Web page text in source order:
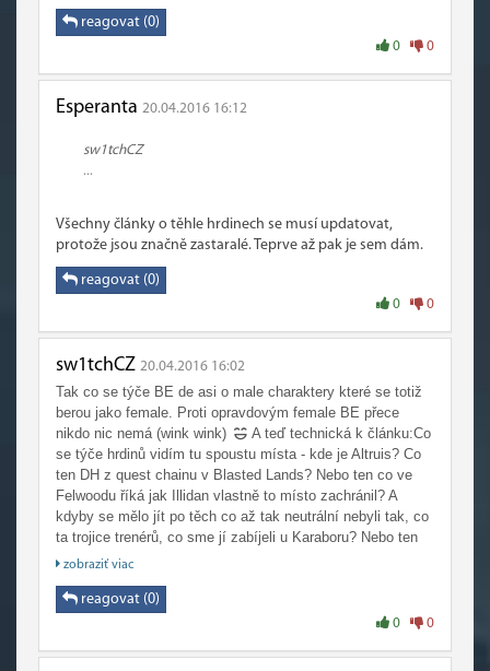
reagovat (0)
0 0
Esperanta 20.04.2016 16:12
sw1tchCZ
...
Všechny články o těhle hrdinech se musí updatovat,
protože jsou značně zastaralé. Teprve až pak je sem dám.
reagovat (0)
0 0
sw1tchCZ 20.04.2016 16:02
Tak co se týče BE de asi o male charaktery které se totiž
berou jako female. Proti opravdovým female BE přece
nikdo nic nemá (wink wink)
A teď technická k článku:Co
se týče hrdinů vidím tu spoustu místa - kde je Altruis? Co
ten DH z quest chainu v Blasted Lands? Nebo ten co ve
Felwoodu říká jak Illidan vlastně to místo zachránil? A
kdyby se mělo jít po těch co až tak neutrální nebyli tak, co
ta trojice trenérů, co sme jí zabíjeli u Karaboru? Nebo ten
týpek jehož duch je v Darkshore v té jeskyni pod vírem. A
talent a je s ním encounter v Serpentshrine? Nechci tu bejt
za rejpala ale zmíněný tu bejt mohli páč ofiko informace o
Alfou ale i tak
).Jinak díky za článek
zobraziť viac
reagovat (0)
0 0